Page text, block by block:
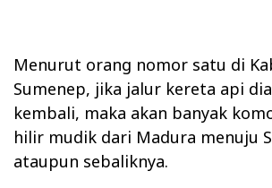
Menurut orang nomor satu di
Sumenep, jika jalur kereta api
kembali, maka akan banyak
hilir mudik dari Madura menuju
ataupun sebaliknya.